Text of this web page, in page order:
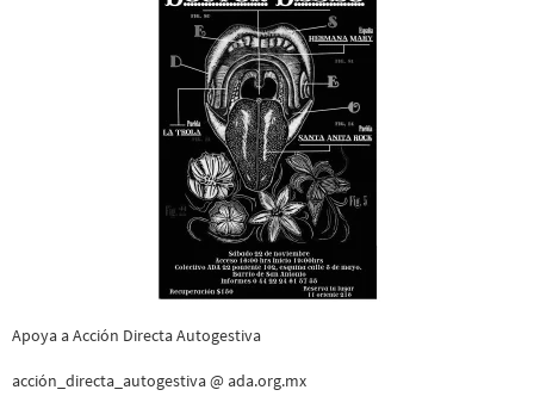
Apoya a Acción Directa Autogestiva
acción_directa_autogestiva @ ada.org.mx